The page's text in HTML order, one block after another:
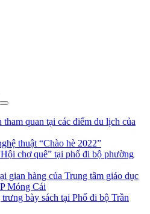
quan tại các điểm du lịch của
thuật “Chào hè 2022”
chợ quê” tại phố đi bộ phường
gian hàng của Trung tâm giáo dục
Móng Cái
bày sách tại Phố đi bộ Trần